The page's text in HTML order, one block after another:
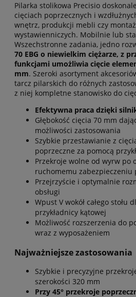
Pilarka stolikowa Precisio
cięciach poprzecznych i
wnętrz, produkcji mebli czy
wystawienniczych. Mobilnie lub
Wszechstronne zadania, jedno
70 EBG o niewielkim ciężarze, z
funkcjami umożliwia cięcie
mm. Szeroki asortyment
tarcz pilarskich do różnych
z niej kompletne stanowisko do
Efektywna praca dzięki
Głębokość cięcia 70 mm
możliwości zastosowania
Szybkie przestawianie z
poprzeczne za pomocą
Przekroje wolne od wyrw po
ruchomemu zabezpieczeniu
Przejrzyście i optymalnie
obsługi
Wpust V wokół całego stołu
przykładnicy kątowej
Możliwość rozszerzenia do
wraz z wyposażeniem
Najważniejsze zastosowania
Szybkie i precyzyjne
szerokości 320 mm
Przy 45° przekroje